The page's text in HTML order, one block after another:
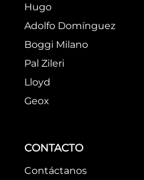
Hugo
Adolfo Domínguez
Boggi Milano
Pal Zileri
Lloyd
Geox
CONTACTO
Contáctanos